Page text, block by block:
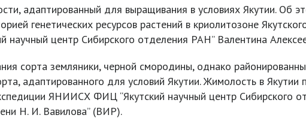
адаптированный для выращивания в условиях Якутии. Об
генетических ресурсов растений в криолитозоне
центр Сибирского отделения РАН” Валентина
сорта земляники, черной смородины, однако
адаптированного для условий Якутии. Жимолость в Якутии
ЯНИИСХ ФИЦ “Якутский научный центр Сибирского
Н. И. Вавилова” (ВИР).